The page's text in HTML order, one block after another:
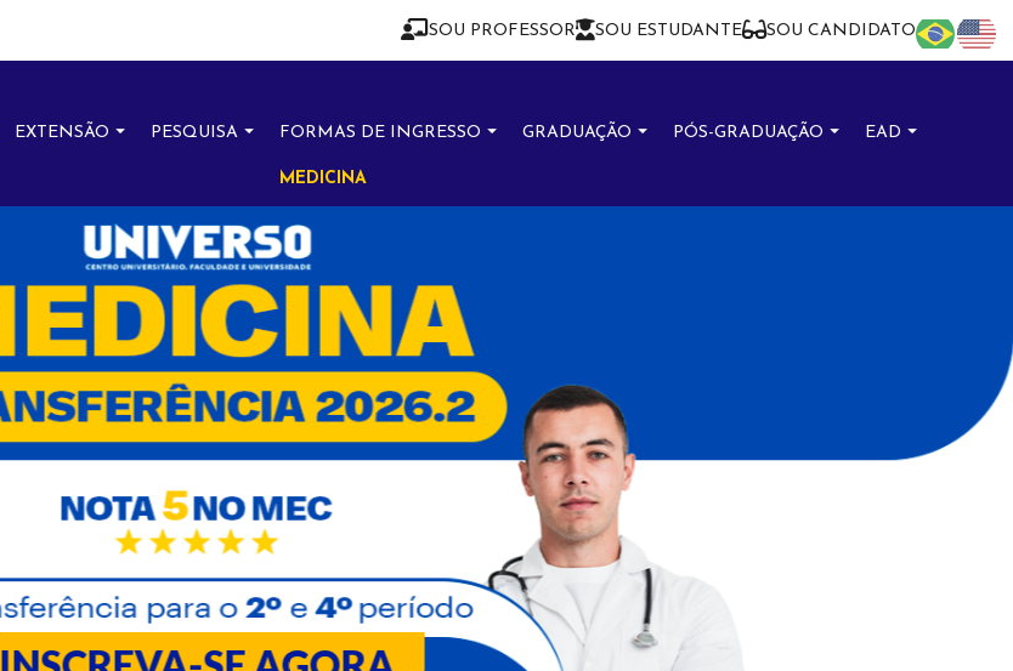
SOU PROFESSOR SOU ESTUDANTE SOU CANDIDATO
EXTENSÃO PESQUISA FORMAS DE INGRESSO GRADUAÇÃO PÓS-GRADUAÇÃO EAD
MEDICINA